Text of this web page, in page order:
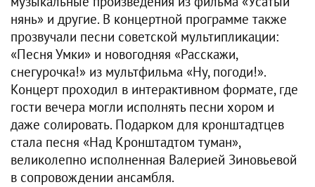
нянь» и другие. В концертной программе также
прозвучали песни советской мультипликации:
«Песня Умки» и новогодняя «Расскажи,
снегурочка!» из мультфильма «Ну, погоди!».
Концерт проходил в интерактивном формате, где
гости вечера могли исполнять песни хором и
даже солировать. Подарком для кронштадтцев
стала песня «Над Кронштадтом туман»,
великолепно исполненная Валерией Зиновьевой
в сопровождении ансамбля.